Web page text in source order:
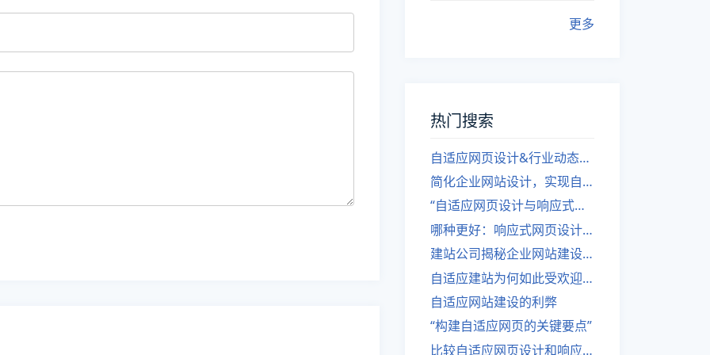
更多
热门搜索
自适应网页设计&行业动态，关注建站。
简化企业网站设计，实现自适应设计的方法
“自适应网页设计与响应式网站建设的异同”
哪种更好：响应式网页设计还是自适应网站？
建站公司揭秘企业网站建设核心原则
自适应建站为何如此受欢迎？
自适应网站建设的利弊
“构建自适应网页的关键要点”
比较自适应网页设计和响应式网站的差异